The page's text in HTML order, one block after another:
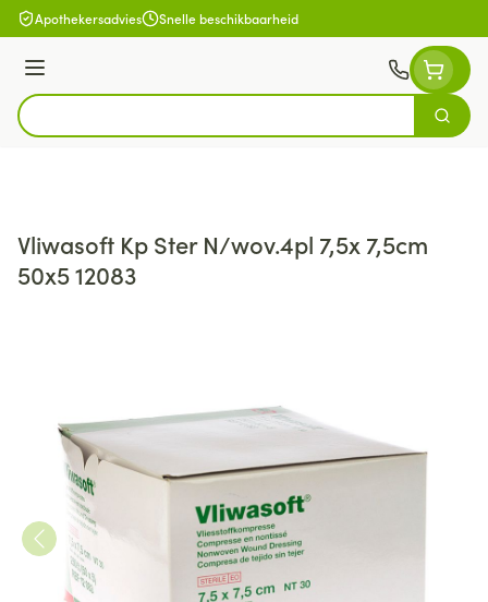
Ga naar de inhoud
Apothekersadvies Snelle beschikbaarheid
Menu
Product, merk, categorie...
Zoek
Vliwasoft Kp Ster N/wov.4pl 7,5x 7,5cm
50x5 12083